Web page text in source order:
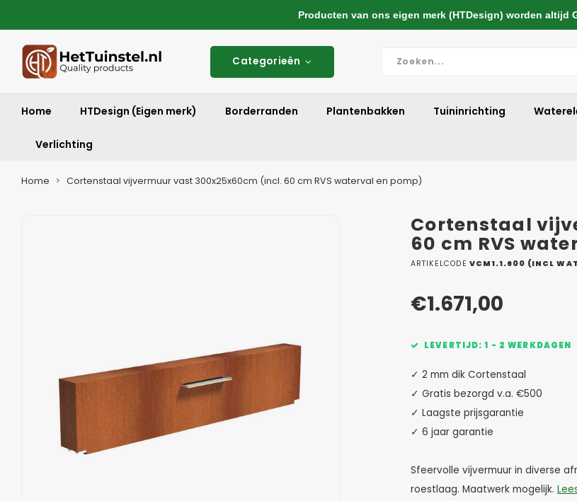
Categorieën
Home HTDesign (Eigen merk) Borderranden Plantenbakken Tuininrichting
Verlichting
Home Cortenstaal vijvermuur vast 300x25x60cm (incl. 60 cm RVS waterval en pomp)
Cortenstaal
60 cm RVS
ARTIKELCODE VCM1.1.600 (INCL
€1.671,00
LEVERTIJD: 1 - 2 WERKDAGEN
✓ 2 mm dik Cortenstaal
✓ Gratis bezorgd v.a. €500
✓ Laagste prijsgarantie
✓ 6 jaar garantie
Sfeervolle vijvermuur in diverse
roestlaag. Maatwerk mogelijk.
Producten van ons eigen merk (HTDesign) worden altijd